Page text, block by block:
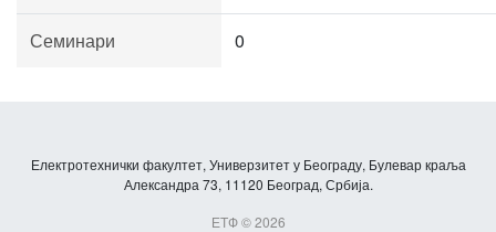
Семинари 0
Електротехнички факултет, Универзитет у Београду, Булевар краља
Александра 73, 11120 Београд, Србија.
ЕТФ © 2026